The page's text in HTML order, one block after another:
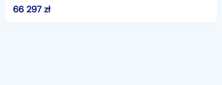
Gwarantujemy za przebieg.identyfikator: AKL3KN47
66 297 zł